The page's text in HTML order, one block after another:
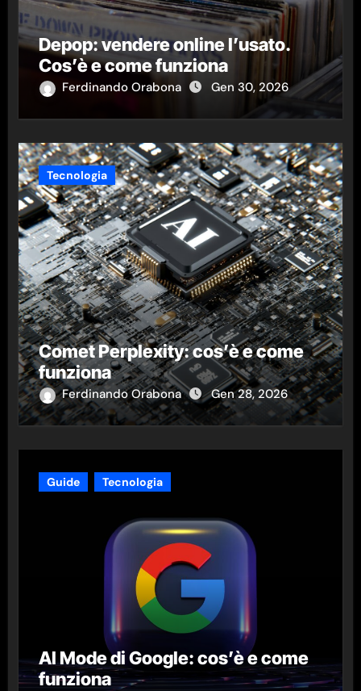
Depop: vendere online l’usato.
Cos’è e come funziona
Ferdinando Orabona Gen 30, 2026
Tecnologia
Comet Perplexity: cos’è e come
funziona
Ferdinando Orabona Gen 28, 2026
Guide Tecnologia
AI Mode di Google: cos’è e come
funziona